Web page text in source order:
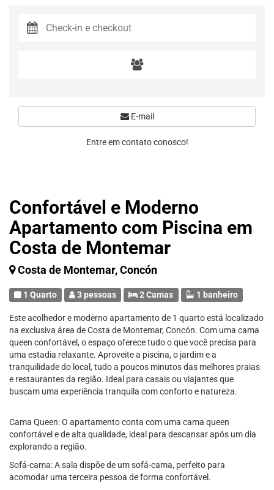
Confortável e Moderno
Apartamento com Piscina em
Costa de Montemar
Costa de Montemar, Concón
1 Quarto 3 pessoas 2 Camas 1 banheiro
Este acolhedor e moderno apartamento de 1 quarto está localizado
na exclusiva área de Costa de Montemar, Concón. Com uma cama
queen confortável, o espaço oferece tudo o que você precisa para
uma estadia relaxante. Aproveite a piscina, o jardim e a
tranquilidade do local, tudo a poucos minutos das melhores praias
e restaurantes da região. Ideal para casais ou viajantes que
buscam uma experiência tranquila com conforto e natureza.
Cama Queen: O apartamento conta com uma cama queen
confortável e de alta qualidade, ideal para descansar após um dia
explorando a região.
Sofá-cama: A sala dispõe de um sofá-cama, perfeito para
acomodar uma terceira pessoa de forma confortável.
E-mail
Entre em contato conosco!